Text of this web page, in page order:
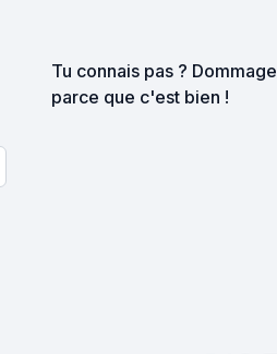
Tu connais pas ? Dommage
parce que c'est bien !